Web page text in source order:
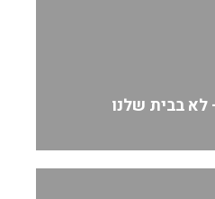
לא בבית שלנו